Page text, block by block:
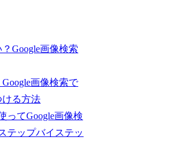
Google画像検索
画像検索で
ける方法
ってGoogle画像検
テップバイステッ